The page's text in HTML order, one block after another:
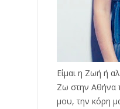
Είμαι η Ζωή ή
Ζω στην Αθήνα
μου, την κόρη